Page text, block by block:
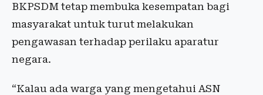
BKPSDM tetap membuka kesempatan bagi
masyarakat untuk turut melakukan
pengawasan terhadap perilaku aparatur
negara.
“Kalau ada warga yang mengetahui ASN